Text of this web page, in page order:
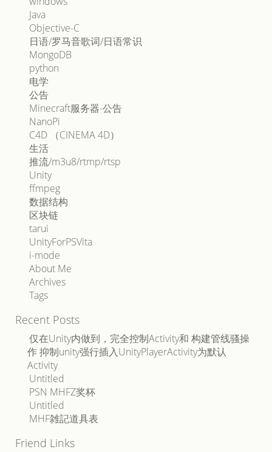
Java
Objective-C
日语/罗马音歌词/日语常识
MongoDB
python
电学
公告
Minecraft服务器-公告
NanoPi
C4D （CINEMA 4D）
生活
推流/m3u8/rtmp/rtsp
Unity
ffmpeg
数据结构
区块链
tarui
UnityForPSVita
i-mode
About Me
Archives
Tags
Recent Posts
仅在Unity内做到，完全控制Activity和 构建管线骚操
作 抑制unity强行插入UnityPlayerActivity为默认
Activity
Untitled
PSN MHFZ奖杯
Untitled
MHF雑記道具表
Friend Links